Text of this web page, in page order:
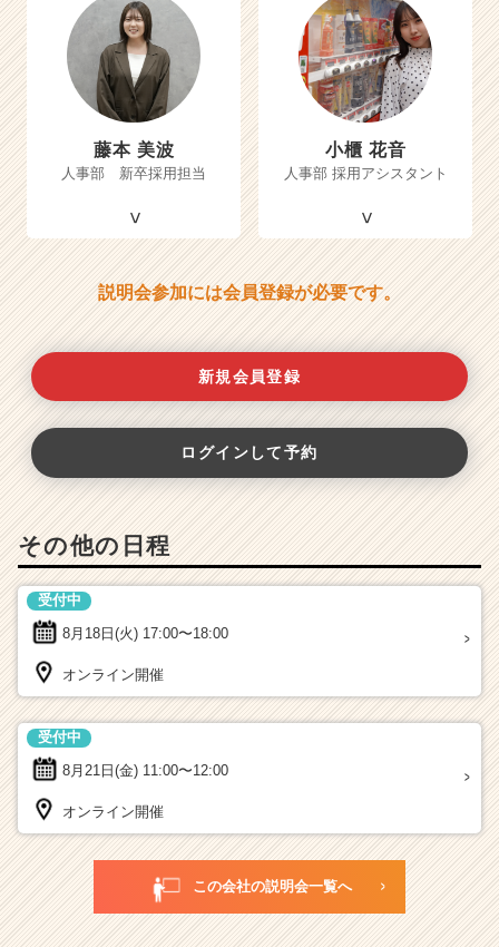
藤本 美波
人事部 新卒採用担当
小櫃 花音
人事部 採用アシスタント
説明会参加には会員登録が必要です。
新規会員登録
ログインして予約
その他の日程
8月18日(火) 17:00〜18:00
受付中
オンライン開催
8月21日(金) 11:00〜12:00
受付中
オンライン開催
この会社の説明会一覧へ